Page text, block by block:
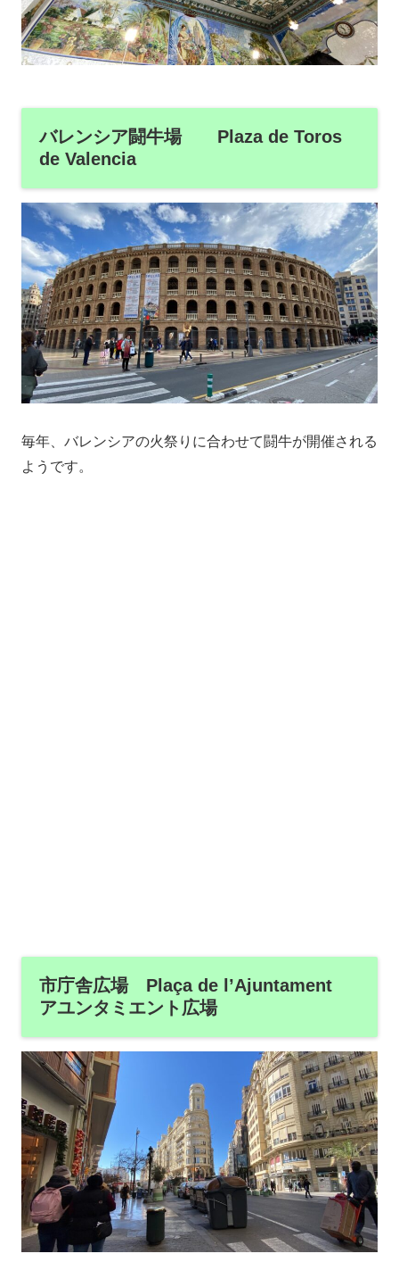
バレンシア闘牛場 Plaza de Toros
de Valencia
毎年、バレンシアの火祭りに合わせて闘牛が開催される
ようです。
市庁舎広場 Plaça de l’Ajuntament
アユンタミエント広場